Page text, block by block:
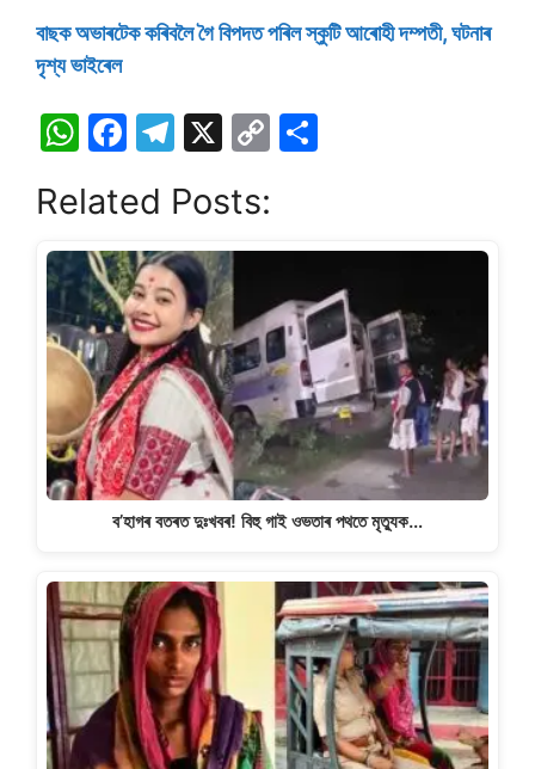
বাছক অভাৰটেক কৰিবলৈ গৈ বিপদত পৰিল স্কুটি আৰােহী দম্পতী, ঘটনাৰ
দৃশ্য ভাইৰেল
W
at
s
A
p
p
F
c
e
b
o
o
k
T
e
gr
a
m
X
C
y
n
k
e
Related Posts:
ব’হাগৰ বতৰত দুঃখবৰ! বিহু গাই ওভতাৰ পথতে মৃত্যুক…